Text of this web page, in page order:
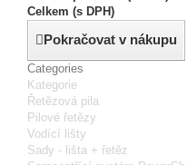
Celkem (s DPH)
Pokračovat v nákupu
Categories
Kategorie
Řetězová pila
Pilové řetězy
Vodící lišty
Sady - lišta + řetěz